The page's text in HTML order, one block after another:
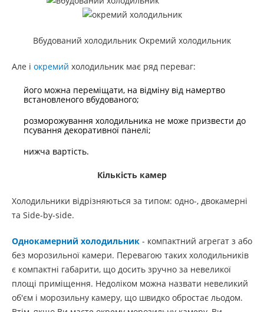
Вбудований холодильник Окремий холодильник
Але і окремий холодильник має ряд переваг:
його можна переміщати, на відміну від намертво
встановленого вбудованого;
розморожування холодильника не може призвести до
псування декоративної панелі;
нижча вартість.
Кількість камер
Холодильники відрізняються за типом: одно-, двокамерні
та Side-by-side.
Однокамерний холодильник - компактний агрегат з або
без морозильної камери. Перевагою таких холодильників
є компактні габарити, що досить зручно за невеликої
площі приміщення. Недоліком можна назвати невеликий
об'єм і морозильну камеру, що швидко обростає льодом.